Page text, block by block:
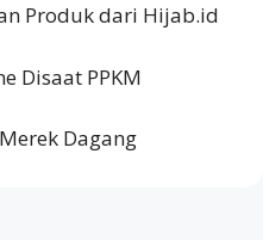
Produk dari Hijab.id
Disaat PPKM
Dagang